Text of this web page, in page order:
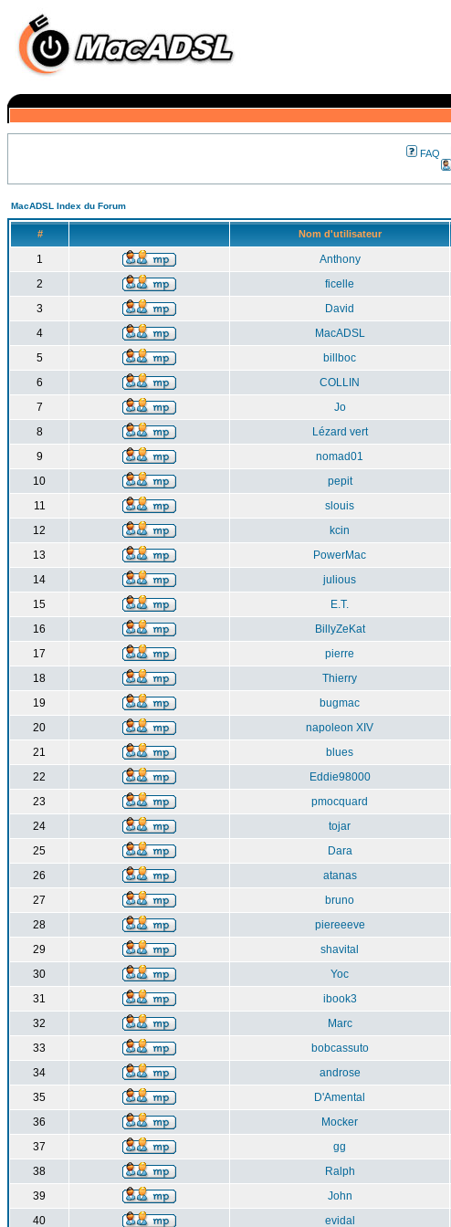
FAQ
MacADSL Index du Forum
# Nom d'utilisateur
1 Anthony
2
ficelle
3
David
4
MacADSL
5
billboc
6
COLLIN
7
Jo
8
Lézard vert
9
nomad01
10
pepit
11
slouis
12
kcin
13
PowerMac
14
julious
15
E.T.
16
BillyZeKat
17
pierre
18
Thierry
19
bugmac
20
napoleon XIV
21
blues
22
Eddie98000
23
pmocquard
24
tojar
25
Dara
26
atanas
27
bruno
28
piereeeve
29
shavital
30
Yoc
31
ibook3
32
Marc
33
bobcassuto
34
androse
35
D'Amental
36
Mocker
37
gg
38
Ralph
39
John
40
evidal